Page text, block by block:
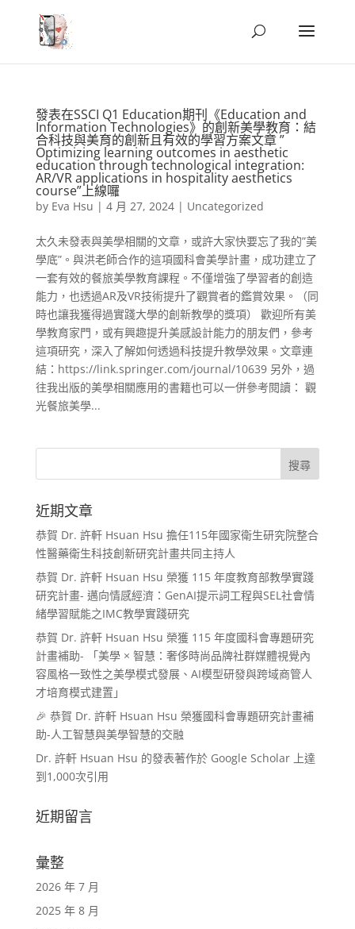
發表在SSCI Q1 Education期刊《Education and
Information Technologies》的創新美學教育：結
合科技與美育的創新且有效的學習方案文章 ”
Optimizing learning outcomes in aesthetic
education through technological integration:
AR/VR applications in hospitality aesthetics
course”上線囉
by Eva Hsu | 4 月 27, 2024| Uncategorized
太久未發表與美學相關的文章，或許大家快要忘了我的”美
學底”。與洪老師合作的這項國科會美學計畫，成功建立了
一套有效的餐旅美學教育課程。不僅增強了學習者的創造
能力，也透過AR及VR技術提升了觀賞者的鑑賞效果。（同
時也讓我獲得過實踐大學的創新教學的獎項） 歡迎所有美
學教育家門，或有興趣提升美感設計能力的朋友們，參考
這項研究，深入了解如何透過科技提升教學效果。文章連
結：https://link.springer.com/journal/10639 另外，過
往我出版的美學相關應用的書籍也可以一併參考閱讀： 觀
光餐旅美學...
近期文章
恭賀 Dr. 許軒 Hsuan Hsu 擔任115年國家衛生研究院整合
性醫藥衛生科技創新研究計畫共同主持人
恭賀 Dr. 許軒 Hsuan Hsu 榮獲 115 年度教育部教學實踐
研究計畫- 邁向情感經濟：GenAI提示詞工程與SEL社會情
緒學習賦能之IMC教學實踐研究
恭賀 Dr. 許軒 Hsuan Hsu 榮獲 115 年度國科會專題研究
計畫補助- 「美學 × 智慧：奢侈時尚品牌社群媒體視覺內
容風格一致性之美學模式發展、AI模型研發與跨域商管人
才培育模式建置」
🎉 恭賀 Dr. 許軒 Hsuan Hsu 榮獲國科會專題研究計畫補
助-人工智慧與美學智慧的交融
Dr. 許軒 Hsuan Hsu 的發表著作於 Google Scholar 上達
到1,000次引用
近期留言
彙整
2026 年 7 月
2025 年 8 月